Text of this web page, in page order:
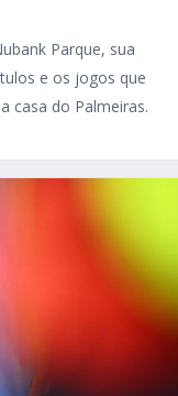
Parque, sua
e os jogos que
casa do Palmeiras.